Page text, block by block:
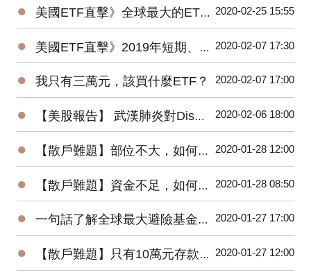
● 美國ETF直擊》全球最大的ETF是它⋯⋯1檔抵N檔0050！ 2020-02-25 15:55
● 美國ETF直擊》2019年短期、低風險的固定收益ETF最受追捧 2020-02-07 17:30
● 我只有三萬元，該買什麼ETF？ 2020-02-07 17:00
● 【美股報告】 武漢肺炎對Disney(DIS)2020第一季衝擊有多大？ 2020-02-06 18:00
● 【散戶難題】部位不大，如何增加投機功力？ 2020-01-28 12:00
● 【散戶難題】資金不足，如何快速累積財富？ 2020-01-28 08:50
● 一句話了解全球最大避險基金的操作思想 2020-01-27 17:00
● 【散戶難題】只有10萬元存款的小資，該如何開始投資台股？ 2020-01-27 12:00